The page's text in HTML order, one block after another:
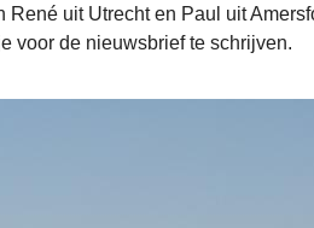
uit Utrecht en Paul uit
voor de nieuwsbrief te schrijven.